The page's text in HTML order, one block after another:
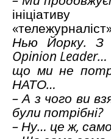
ініціативу
Нью Йорку. З
Opinion Leader…
що ми не
НАТО…
– А з чого ви
були потрібні?
– Ну… це ж,